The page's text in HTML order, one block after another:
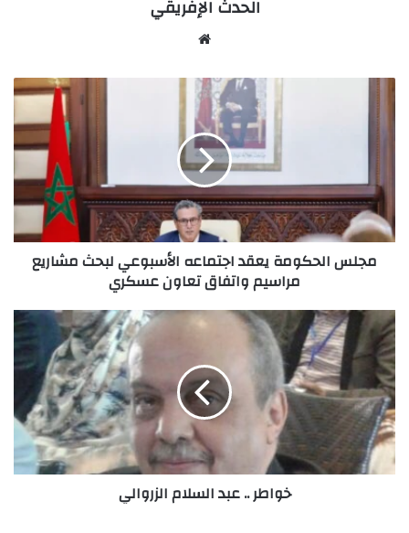
الحدث الإفريقي
اجتماعه
لبحث
مشاريع
مراسيم
واتفاق
تعاونمجلس الحكومة يعقد اجتماعه الأسبوعي لبحث مشاريع
مراسيم واتفاق تعاون عسكري
خواطر
..
عبد
السلام
الزروالي
خواطر .. عبد السلام الزروالي